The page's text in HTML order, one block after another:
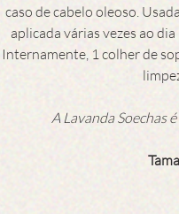
caso de cabelo oleoso.
aplicada várias vezes ao
Internamente, 1 colher de
A Lavanda Soechas